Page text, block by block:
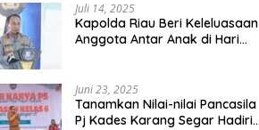
Juli 14, 2025
Kapolda Riau Beri Keleluasaan
Anggota Antar Anak di Hari
Juni 23, 2025
Tanamkan Nilai-nilai Pancasila
Pj Kades Karang Segar Hadiri